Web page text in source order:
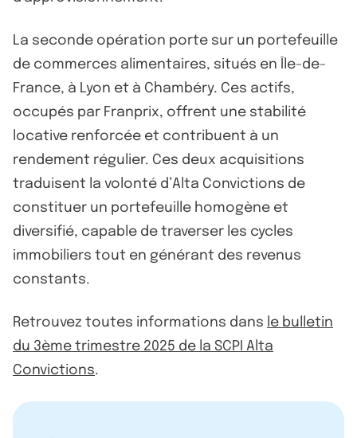
La seconde opération porte sur un portefeuille
de commerces alimentaires, situés en Île-de-
France, à Lyon et à Chambéry. Ces actifs,
occupés par Franprix, offrent une stabilité
locative renforcée et contribuent à un
rendement régulier. Ces deux acquisitions
traduisent la volonté d’Alta Convictions de
constituer un portefeuille homogène et
diversifié, capable de traverser les cycles
immobiliers tout en générant des revenus
constants.
Retrouvez toutes informations dans le bulletin
du 3ème trimestre 2025 de la SCPI Alta
Convictions.